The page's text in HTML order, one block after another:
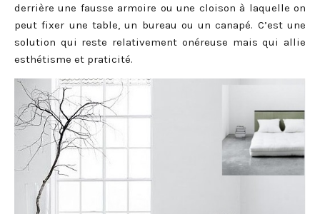
derrière une fausse armoire ou une cloison à laquelle on
peut fixer une table, un bureau ou un canapé. C’est une
solution qui reste relativement onéreuse mais qui allie
esthétisme et praticité.